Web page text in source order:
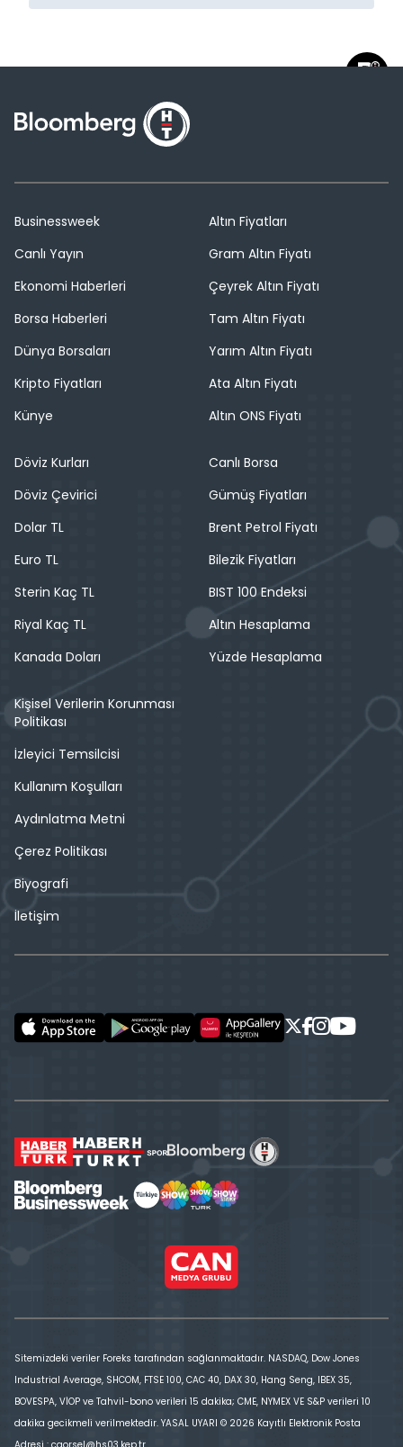
Businessweek
Canlı Yayın
Ekonomi Haberleri
Borsa Haberleri
Dünya Borsaları
Kripto Fiyatları
Künye
Altın Fiyatları
Gram Altın Fiyatı
Çeyrek Altın Fiyatı
Tam Altın Fiyatı
Yarım Altın Fiyatı
Ata Altın Fiyatı
Altın ONS Fiyatı
Döviz Kurları
Döviz Çevirici
Dolar TL
Euro TL
Sterin Kaç TL
Riyal Kaç TL
Kanada Doları
Canlı Borsa
Gümüş Fiyatları
Brent Petrol Fiyatı
Bilezik Fiyatları
BIST 100 Endeksi
Altın Hesaplama
Yüzde Hesaplama
Kişisel Verilerin Korunması
Politikası
İzleyici Temsilcisi
Kullanım Koşulları
Aydınlatma Metni
Çerez Politikası
Biyografi
İletişim
Sitemizdeki veriler Foreks tarafından sağlanmaktadır. NASDAQ, Dow Jones
Industrial Average, SHCOM, FTSE 100, CAC 40, DAX 30, Hang Seng, IBEX 35,
BOVESPA, VİOP ve Tahvil-bono verileri 15 dakika; CME, NYMEX VE S&P verileri 10
dakika gecikmeli verilmektedir. YASAL UYARI © 2026 Kayıtlı Elektronik Posta